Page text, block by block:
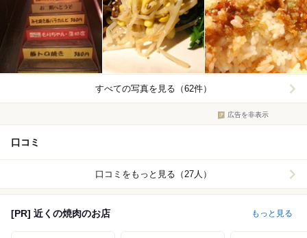
すべての写真を見る（62件）
広告を非表示
口コミ
口コミをもっと見る（27人）
[PR] 近くの焼肉のお店 もっと見る